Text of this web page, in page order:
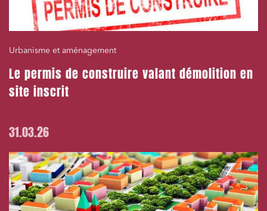
Urbanisme et aménagement
Le permis de construire valant démolition en
site inscrit
31.03.26